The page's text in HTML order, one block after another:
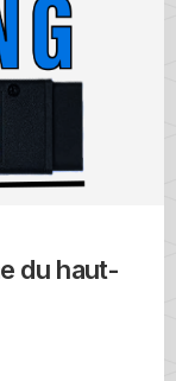
du haut-